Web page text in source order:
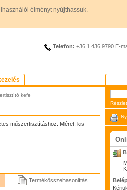
élményt nyújthassuk.
Telefon: +36 1 436 9790 E-
kefe
műszertisztításhoz. Méret: kis
Termékösszehasonlítás